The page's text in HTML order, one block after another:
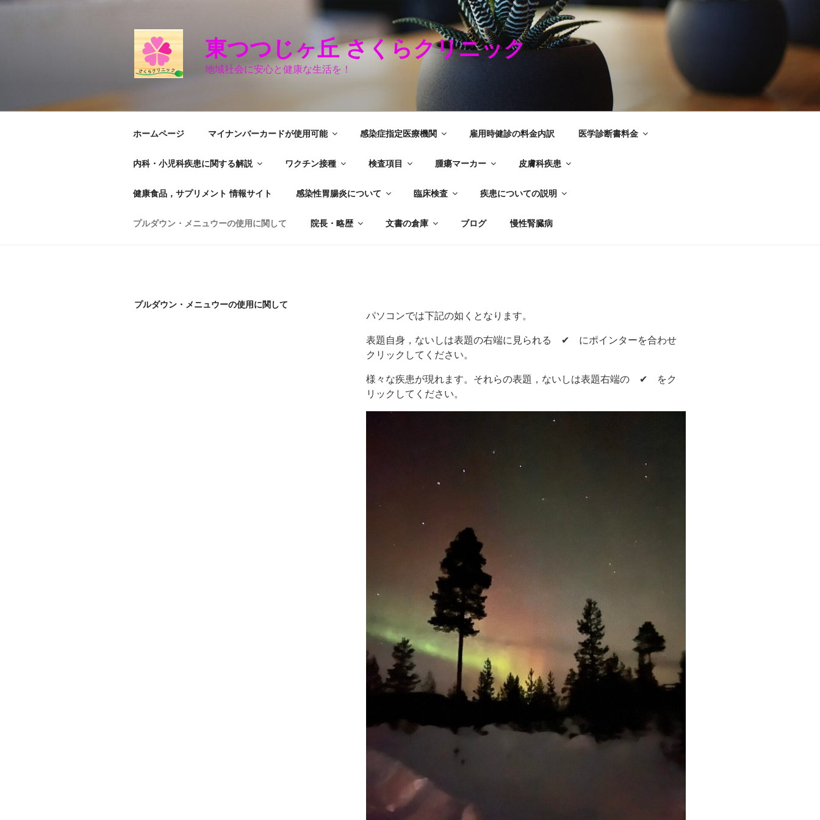
コ
キ
東つつじヶ丘 さくらクリニック
地域社会に安心と健康な生活を！
ホームページ マイナンバーカードが使用可能 感染症指定医療機関 雇用時健診の料金内訳 医学診断書料金
内科・小児科疾患に関する解説 ワクチン接種 検査項目 腫瘍マーカー 皮膚科疾患
健康食品，サプリメント 情報サイト 感染性胃腸炎について 臨床検査 疾患についての説明
プルダウン・メニュウーの使用に関して 院長・略歴 文書の倉庫 ブログ 慢性腎臓病
プルダウン・メニュウーの使用に関して
パソコンでは下記の如くとなります。
表題自身，ないしは表題の右端に見られる ✔ にポインターを合わせ
クリックしてください。
様々な疾患が現れます。それらの表題，ないしは表題右端の ✔ をク
リックしてください。